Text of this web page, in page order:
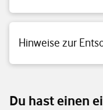
Hinweise zur
Du hast einen